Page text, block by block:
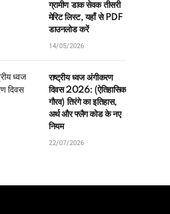
ग्रामीण डाक सेवक तीसरी
मेरिट लिस्ट, यहाँ से PDF
डाउनलोड करें
14/05/2026
राष्ट्रीय ध्वज अंगीकरण
दिवस 2026: (ऐतिहासिक
गौरव) तिरंगे का इतिहास,
अर्थ और फ्लैग कोड के नए
नियम
22/07/2026